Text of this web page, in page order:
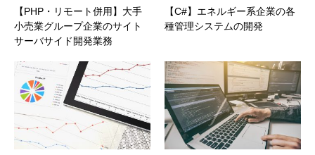
【PHP・リモート併用】大手
小売業グループ企業のサイト
サーバサイド開発業務
【C#】エネルギー系企業の各
種管理システムの開発